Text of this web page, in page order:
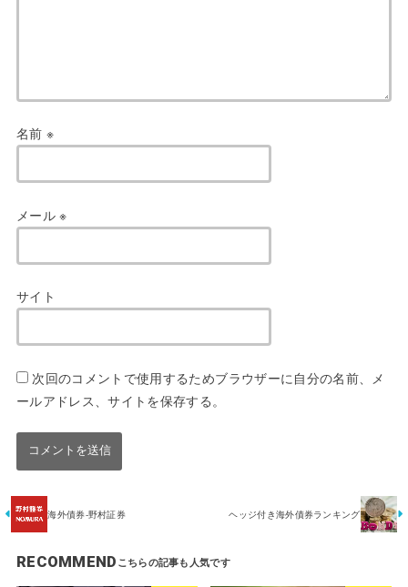
名前 ※
メール※
サイト
次回のコメントで使用するためブラウザーに自分の名前、メ
ールアドレス、サイトを保存する。
海外債券-野村証券 ヘッジ付き海外債券ランキング
RECOMMEND